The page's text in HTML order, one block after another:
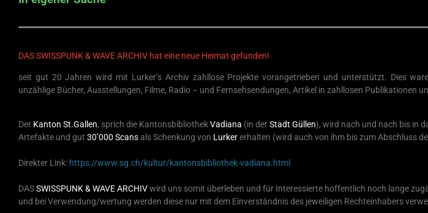
DAS SWISSPUNK & WAVE ARCHIV hat eine neue Heimat gefunden!
seit gut 20 Jahren wird mit Lurker’s Archiv zahllose Projekte vorangetrieben und unterstützt. Dies
unzählige Bücher, Ausstellungen, Filme, Radio – und Fernsehsendungen, Artikel in zahllosen Publikationen
Der Kanton St.Gallen, sprich die KantonsbibliothekVadiana (in derStadt Güllen), wird nach und nach bis in
Artefakte und gut 30’000 Scansals Schenkung von Lurkererhalten (wird auch von ihm bis zum Abschluss
Direkter Link: https://www.sg.ch/kultur/kantonsbibliothek-vadiana.html
DASSWISSPUNK & WAVE ARCHIVwird uns somit überleben und für Interessierte hoffentlich noch lange
und bei Verwendung/wertung werden diese nur mit dem Einverständnis des jeweiligen Rechteinhabers